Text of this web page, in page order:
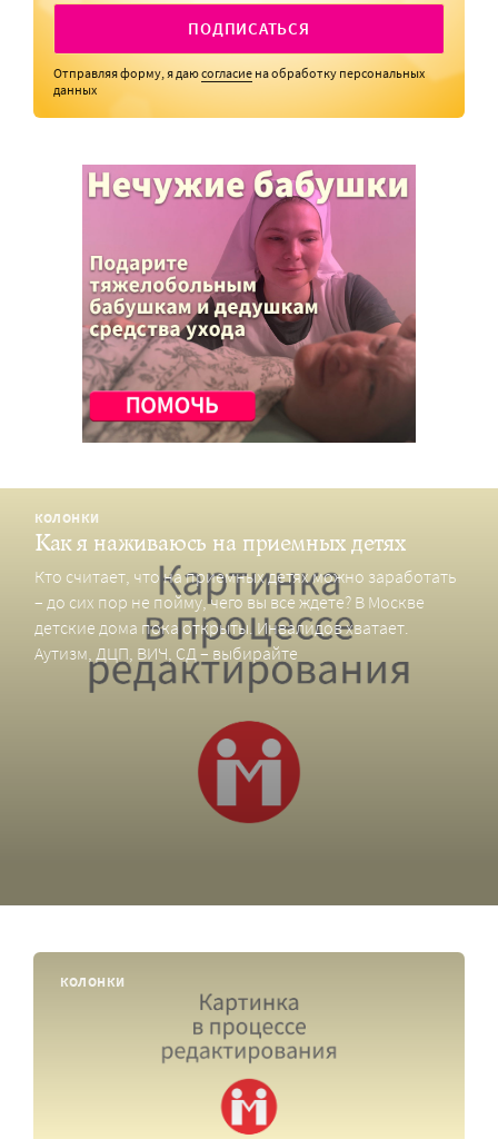
ПОДПИСАТЬСЯ
Отправляя форму, я даюсогласие на обработку персональных
данных
КОЛОНКИ
Как я наживаюсь на приемных детях
Кто считает, что на приемных детях можно заработать
– до сих пор не пойму, чего вы все ждете? В Москве
детские дома пока открыты. Инвалидов хватает.
Аутизм, ДЦП, ВИЧ, СД – выбирайте
КОЛОНКИ